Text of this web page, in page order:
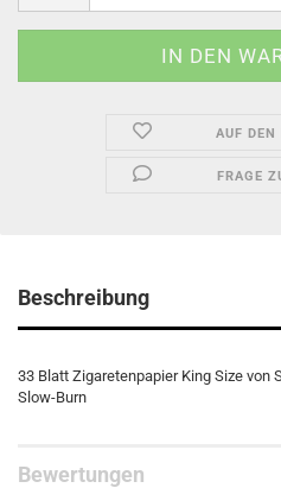
AUF DEN
FRAGE
Beschreibung
33 Blatt Zigaretenpapier King Size von
Slow-Burn
Bewertungen